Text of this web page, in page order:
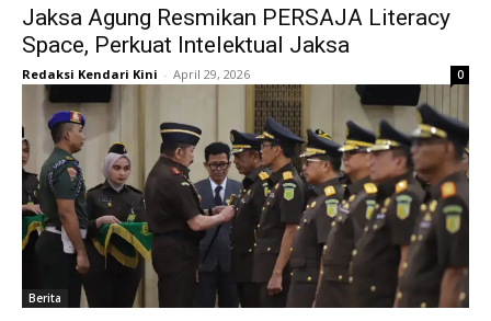
Jaksa Agung Resmikan PERSAJA Literacy
Space, Perkuat Intelektual Jaksa
Redaksi Kendari Kini - April 29, 2026 0
Berita